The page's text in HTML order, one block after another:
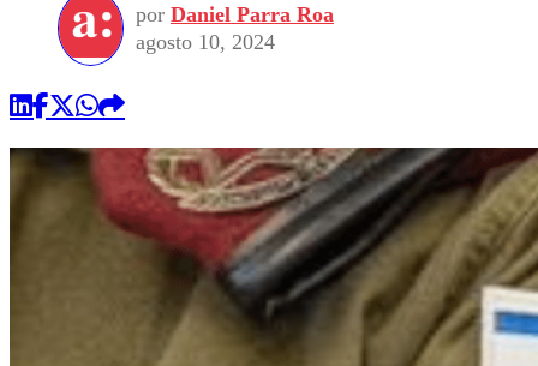
por Daniel Parra Roa
agosto 10, 2024